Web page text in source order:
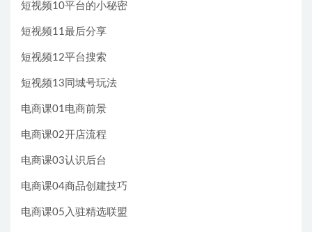
短视频10平台的小秘密
短视频11最后分享
短视频12平台搜索
短视频13同城号玩法
电商课01电商前景
电商课02开店流程
电商课03认识后台
电商课04商品创建技巧
电商课05入驻精选联盟